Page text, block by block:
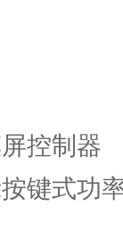
控制器
键式功